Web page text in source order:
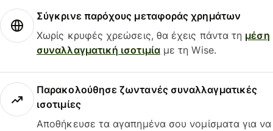
Σύγκρινε παρόχους μεταφοράς χρημάτων
Χωρίς κρυφές χρεώσεις, θα έχεις πάντα τη μέση
συναλλαγματική ισοτιμίαμε τη Wise.
Παρακολούθησε ζωντανές συναλλαγματικές
ισοτιμίες
Αποθήκευσε τα αγαπημένα σου νομίσματα για να